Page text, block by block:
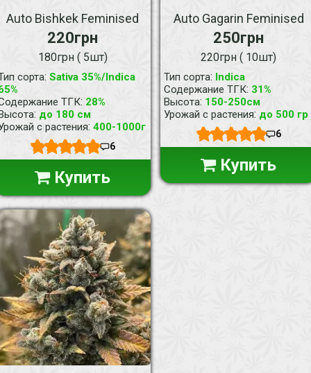
Auto Bishkek Feminised
220грн
180грн ( 5шт)
сорта: Sativa 35%/Indica
ТГК: 28%
: до 180 см
с растения: 400-1000г
6
Купить
Auto Gagarin Feminised
250грн
220грн ( 10шт)
Тип сорта: Indica
Содержание ТГК: 31%
Высота: 150-250см
Урожай с растения: до 500 гр
6
Купить